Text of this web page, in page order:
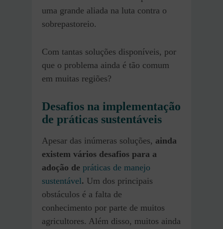
uma grande aliada na luta contra o
sobrepastoreio.
Com tantas soluções disponíveis, por
que o problema ainda é tão comum
em muitas regiões?
Desafios na implementação
de práticas sustentáveis
Apesar das inúmeras soluções, ainda
existem vários desafios para a
adoção de práticas de manejo
sustentável. Um dos principais
obstáculos é a falta de
conhecimento por parte de muitos
agricultores. Além disso, muitos ainda